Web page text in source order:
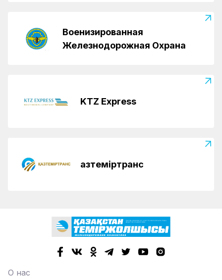
Военизированная
Железнодорожная Охрана
KTZ Express
Қазтеміртранс
О нас